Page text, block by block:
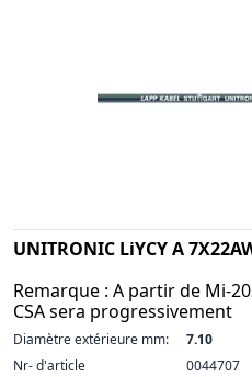
UNITRONIC LiYCY A
Remarque : A partir de Mi-
CSA sera progressivement
Diamètre extérieure mm:
7.10
Nr- d'article
0044707